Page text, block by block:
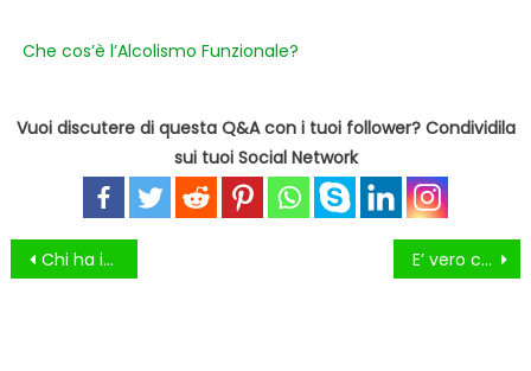
Che cos’è l’Alcolismo Funzionale?
Vuoi discutere di questa Q&A con i tuoi follower? Condividila
sui tuoi Social Network
Navigazione
Chi ha inventato il Tramezzino? E’ vero che “Una mela al giorno toglie il medico di torno”?